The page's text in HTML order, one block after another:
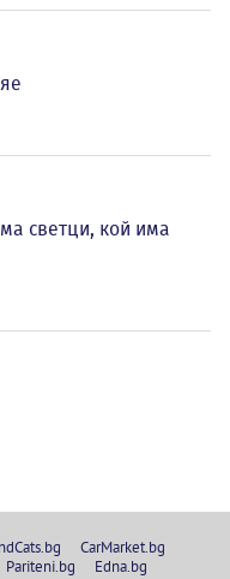
светци, кой има
CarMarket.bg
Pariteni.bg
Edna.bg